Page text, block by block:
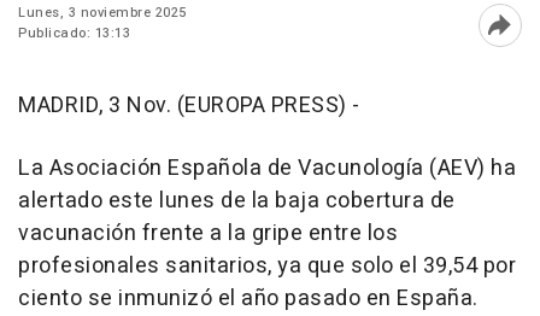
Lunes, 3 noviembre 2025
Publicado: 13:13
MADRID, 3 Nov. (EUROPA PRESS) -
La Asociación Española de Vacunología (AEV) ha
alertado este lunes de la baja cobertura de
vacunación frente a la gripe entre los
profesionales sanitarios, ya que solo el 39,54 por
ciento se inmunizó el año pasado en España.